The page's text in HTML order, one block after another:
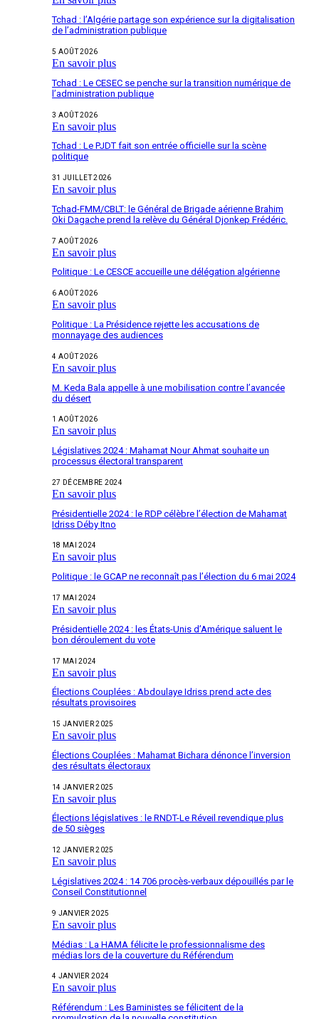
Tchad : l’Algérie partage son expérience sur la digitalisation
de l’administration publique
5 AOÛT 2026
En savoir plus
Tchad : Le CESEC se penche sur la transition numérique de
l’administration publique
3 AOÛT 2026
En savoir plus
Tchad : Le PJDT fait son entrée officielle sur la scène
politique
31 JUILLET 2026
En savoir plus
Tchad-FMM/CBLT: le Général de Brigade aérienne Brahim
Oki Dagache prend la relève du Général Djonkep Frédéric.
7 AOÛT 2026
En savoir plus
Politique : Le CESCE accueille une délégation algérienne
6 AOÛT 2026
En savoir plus
Politique : La Présidence rejette les accusations de
monnayage des audiences
4 AOÛT 2026
En savoir plus
M. Keda Bala appelle à une mobilisation contre l’avancée
du désert
1 AOÛT 2026
En savoir plus
Législatives 2024 : Mahamat Nour Ahmat souhaite un
processus électoral transparent
27 DÉCEMBRE 2024
En savoir plus
Présidentielle 2024 : le RDP célèbre l’élection de Mahamat
Idriss Déby Itno
18 MAI 2024
En savoir plus
Politique : le GCAP ne reconnaît pas l’élection du 6 mai 2024
17 MAI 2024
En savoir plus
Présidentielle 2024 : les États-Unis d’Amérique saluent le
bon déroulement du vote
17 MAI 2024
En savoir plus
Élections Couplées : Abdoulaye Idriss prend acte des
résultats provisoires
15 JANVIER 2025
En savoir plus
Élections Couplées : Mahamat Bichara dénonce l’inversion
des résultats électoraux
14 JANVIER 2025
En savoir plus
Élections législatives : le RNDT-Le Réveil revendique plus
de 50 sièges
12 JANVIER 2025
En savoir plus
Législatives 2024 : 14 706 procès-verbaux dépouillés par le
Conseil Constitutionnel
9 JANVIER 2025
En savoir plus
Médias : La HAMA félicite le professionnalisme des
médias lors de la couverture du Référendum
4 JANVIER 2024
En savoir plus
Référendum : Les Baministes se félicitent de la